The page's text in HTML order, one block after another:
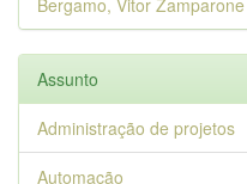
Bergamo, Vitor Zamparone
Assunto
Administração de projetos
Automação